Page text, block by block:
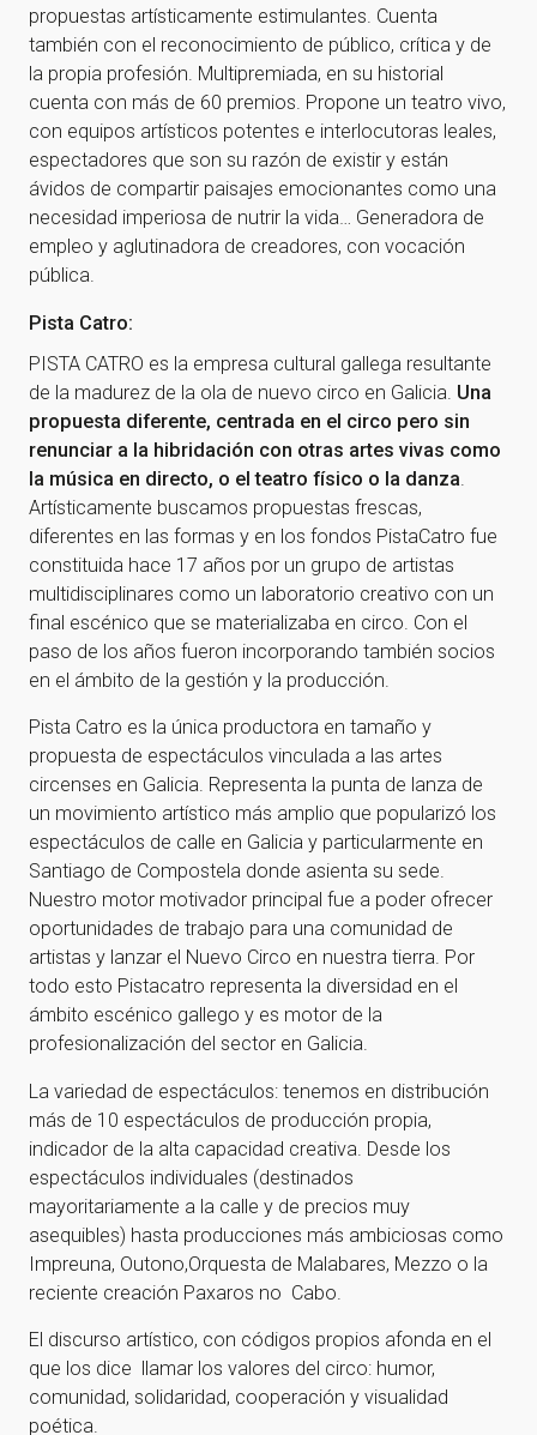
propuestas artísticamente estimulantes. Cuenta
también con el reconocimiento de público, crítica y de
la propia profesión. Multipremiada, en su historial
cuenta con más de 60 premios. Propone un teatro vivo,
con equipos artísticos potentes e interlocutoras leales,
espectadores que son su razón de existir y están
ávidos de compartir paisajes emocionantes como una
necesidad imperiosa de nutrir la vida… Generadora de
empleo y aglutinadora de creadores, con vocación
pública.
Pista Catro:
PISTA CATRO es la empresa cultural gallega resultante
de la madurez de la ola de nuevo circo en Galicia. Una
propuesta diferente, centrada en el circo pero sin
renunciar a la hibridación con otras artes vivas como
la música en directo, o el teatro físico o la danza
Artísticamente buscamos propuestas frescas,
diferentes en las formas y en los fondos PistaCatro fue
constituida hace 17 años por un grupo de artistas
multidisciplinares como un laboratorio creativo con un
final escénico que se materializaba en circo. Con el
paso de los años fueron incorporando también socios
en el ámbito de la gestión y la producción.
Pista Catro es la única productora en tamaño y
propuesta de espectáculos vinculada a las artes
circenses en Galicia. Representa la punta de lanza de
un movimiento artístico más amplio que popularizó los
espectáculos de calle en Galicia y particularmente en
Santiago de Compostela donde asienta su sede.
Nuestro motor motivador principal fue a poder ofrecer
oportunidades de trabajo para una comunidad de
artistas y lanzar el Nuevo Circo en nuestra tierra. Por
todo esto Pistacatro representa la diversidad en el
ámbito escénico gallego y es motor de la
profesionalización del sector en Galicia.
La variedad de espectáculos: tenemos en distribución
más de 10 espectáculos de producción propia,
indicador de la alta capacidad creativa. Desde los
espectáculos individuales (destinados
mayoritariamente a la calle y de precios muy
asequibles) hasta producciones más ambiciosas como
Impreuna, Outono,Orquesta de Malabares, Mezzo o la
reciente creación Paxaros no Cabo.
El discurso artístico, con códigos propios afonda en el
que los dice llamar los valores del circo: humor,
comunidad, solidaridad, cooperación y visualidad
poética.